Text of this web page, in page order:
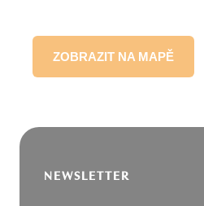
ZOBRAZIT NA MAPĚ
NEWSLETTER